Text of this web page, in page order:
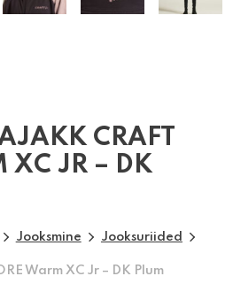
CRAFT
XC JR – DK
Jooksmine
Jooksuriided
Warm XC Jr – DK Plum